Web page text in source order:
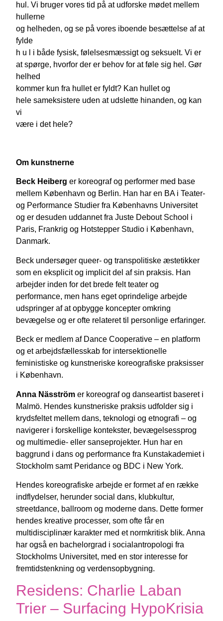
hul. Vi bruger vores tid på at udforske mødet mellem
hullerne
og helheden, og se på vores iboende besættelse af at
fylde
h u l i både fysisk, følelsesmæssigt og seksuelt. Vi er
at spørge, hvorfor der er behov for at føle sig hel. Gør
helhed
kommer kun fra hullet er fyldt? Kan hullet og
hele sameksistere uden at udslette hinanden, og kan
vi
være i det hele?
Om kunstnerne
Beck Heiberg er koreograf og performer med base
mellem København og Berlin. Han har en BA i Teater-
og Performance Studier fra Københavns Universitet
og er desuden uddannet fra Juste Debout School i
Paris, Frankrig og Hotstepper Studio i København,
Danmark.
Beck undersøger queer- og transpolitiske æstetikker
som en eksplicit og implicit del af sin praksis. Han
arbejder inden for det brede felt teater og
performance, men hans eget oprindelige arbejde
udspringer af at opbygge koncepter omkring
bevægelse og er ofte relateret til personlige erfaringer.
Beck er medlem af Dance Cooperative – en platform
og et arbejdsfællesskab for intersektionelle
feministiske og kunstneriske koreografiske praksisser
i København.
Anna Näsström er koreograf og danseartist baseret i
Malmö. Hendes kunstneriske praksis udfolder sig i
krydsfeltet mellem dans, teknologi og etnografi – og
navigerer i forskellige kontekster, bevægelsessprog
og multimedie- eller sanseprojekter. Hun har en
baggrund i dans og performance fra Kunstakademiet i
Stockholm samt Peridance og BDC i New York.
Hendes koreografiske arbejde er formet af en række
indflydelser, herunder social dans, klubkultur,
streetdance, ballroom og moderne dans. Dette former
hendes kreative processer, som ofte får en
multidisciplinær karakter med et normkritisk blik. Anna
har også en bachelorgrad i socialantropologi fra
Stockholms Universitet, med en stor interesse for
fremtidstenkning og verdensopbygning.
Residens: Charlie Laban
Trier – Surfacing HypoKrisia